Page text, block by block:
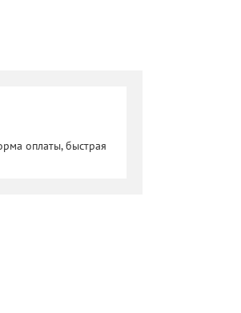
оплаты, быстрая